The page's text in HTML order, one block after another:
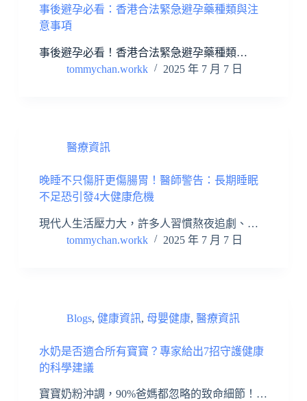
事後避孕必看：香港合法緊急避孕藥種類與注
意事項
事後避孕必看！香港合法緊急避孕藥種類…
tommychan.workk
2025 年 7 月 7 日
醫療資訊
晚睡不只傷肝更傷腸胃！醫師警告：長期睡眠
不足恐引發4大健康危機
現代人生活壓力大，許多人習慣熬夜追劇、…
tommychan.workk
2025 年 7 月 7 日
Blogs, 健康資訊, 母嬰健康, 醫療資訊
水奶是否適合所有寶寶？專家給出7招守護健康
的科學建議
寶寶奶粉沖調，90%爸媽都忽略的致命細節！…